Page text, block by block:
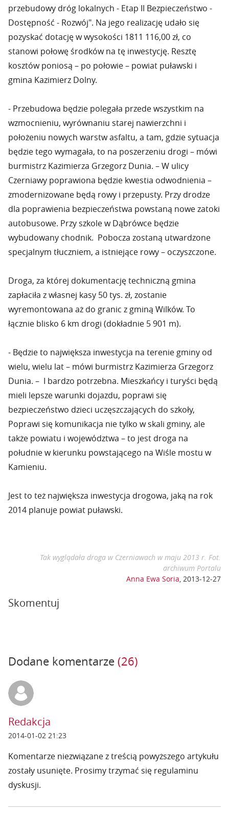
przebudowy dróg lokalnych - Etap II Bezpieczeństwo -
Dostępność - Rozwój". Na jego realizację udało się
pozyskać dotację w wysokości 1811 116,00 zł, co
stanowi połowę środków na tę inwestycję. Resztę
kosztów poniosą – po połowie – powiat puławski i
gmina Kazimierz Dolny.
- Przebudowa będzie polegała przede wszystkim na
wzmocnieniu, wyrównaniu starej nawierzchni i
położeniu nowych warstw asfaltu, a tam, gdzie sytuacja
będzie tego wymagała, to na poszerzeniu drogi – mówi
burmistrz Kazimierza Grzegorz Dunia. – W ulicy
Czerniawy poprawiona będzie kwestia odwodnienia –
zmodernizowane będą rowy i przepusty. Przy drodze
dla poprawienia bezpieczeństwa powstaną nowe zatoki
autobusowe. Przy szkole w Dąbrówce będzie
wybudowany chodnik. Pobocza zostaną utwardzone
specjalnym tłuczniem, a istniejące rowy – oczyszczone.
Droga, za której dokumentację techniczną gmina
zapłaciła z własnej kasy 50 tys. zł, zostanie
wyremontowana aż do granic z gminą Wilków. To
łącznie blisko 6 km drogi (dokładnie 5 901 m).
- Będzie to największa inwestycja na terenie gminy od
wielu, wielu lat – mówi burmistrz Kazimierza Grzegorz
Dunia. – I bardzo potrzebna. Mieszkańcy i turyści będą
mieli lepsze warunki dojazdu, poprawi się
bezpieczeństwo dzieci uczęszczających do szkoły,
Poprawi się komunikacja nie tylko w skali gminy, ale
także powiatu i województwa – to jest droga na
południe w kierunku powstającego na Wiśle mostu w
Kamieniu.
Jest to też największa inwestycja drogowa, jaką na rok
2014 planuje powiat puławski.
Tak wyglądała droga w Czerniawach w maju 2013 r. Fot.
archiwum Portalu
Anna Ewa Soria, 2013-12-27
Skomentuj
Dodane komentarze (26)
Redakcja
2014-01-02 21:23
Komentarze niezwiązane z treścią powyższego artykułu
zostały usunięte. Prosimy trzymać się regulaminu
dyskusji.